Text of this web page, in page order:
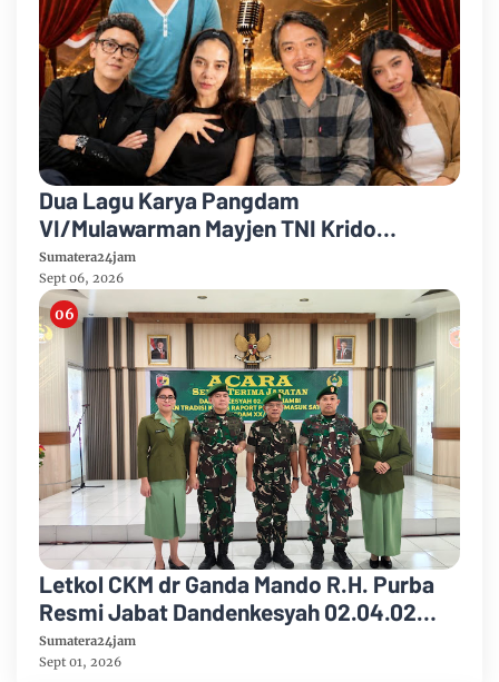
Dua Lagu Karya Pangdam
VI/Mulawarman Mayjen TNI Krido
Pramono Jadi Ikon Singing Competition
HUT Ke-81 RI
Sumatera24jam
Sept 06, 2026
Letkol CKM dr Ganda Mando R.H. Purba
Resmi Jabat Dandenkesyah 02.04.02
Jambi, Awal Penugasan Diwarnai Misi
Satgas ke Mesir
Sumatera24jam
Sept 01, 2026